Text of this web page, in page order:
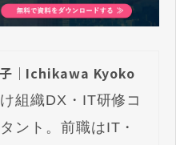
｜Ichikawa Kyoko
組織DX・IT研修コ
ント。前職はIT・